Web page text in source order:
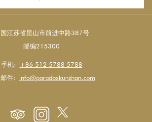
江苏省昆山市前进中路387号
邮编215300
手机: +86 512 5788 5788
件: info@paradoxkunshan.com